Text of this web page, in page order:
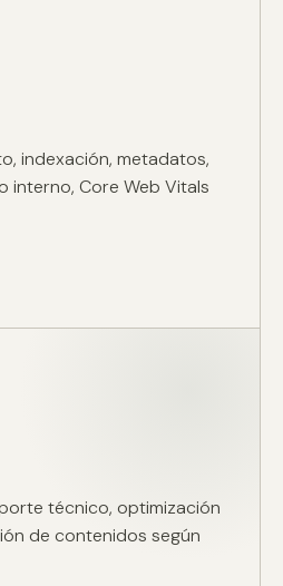
indexación, metadatos,
interno, Core Web Vitals
técnico, optimización
de contenidos según